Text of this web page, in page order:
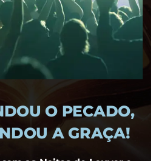
O PECADO,
A GRAÇA!